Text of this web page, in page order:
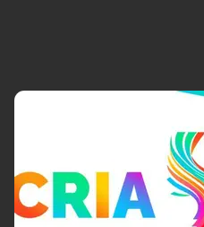
Ciência &
Tecnologia
Cinema
Economia
Educação
Infraestrutura
Internacional